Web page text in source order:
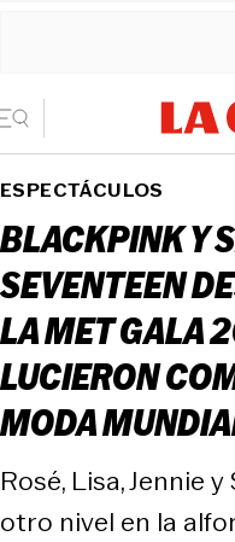
ESPECTÁCULOS
BLACKPINK Y
SEVENTEEN
LA MET GALA
LUCIERON
MODA
Rosé, Lisa, Jennie
otro nivel en la